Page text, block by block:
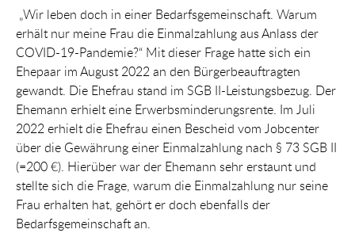
„Wir leben doch in einer Bedarfsgemeinschaft. Warum
erhält nur meine Frau die Einmalzahlung aus Anlass der
COVID-19-Pandemie?“ Mit dieser Frage hatte sich ein
Ehepaar im August 2022 an den Bürgerbeauftragten
gewandt. Die Ehefrau stand im SGB II-Leistungsbezug. Der
Ehemann erhielt eine Erwerbsminderungsrente. Im Juli
2022 erhielt die Ehefrau einen Bescheid vom Jobcenter
über die Gewährung einer Einmalzahlung nach § 73 SGB II
(=200 €). Hierüber war der Ehemann sehr erstaunt und
stellte sich die Frage, warum die Einmalzahlung nur seine
Frau erhalten hat, gehört er doch ebenfalls der
Bedarfsgemeinschaft an.